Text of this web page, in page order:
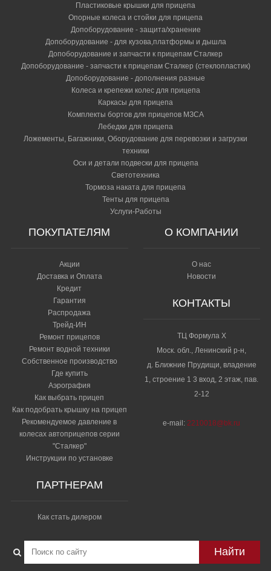
Пластиковые крышки для прицепа
Опорные колеса и стойки для прицепа
Допоборудование - защита/хранение
Допоборудование - для кузова,платформы и дышла
Допоборудование и запчасти к прицепам Сталкер
Допоборудование - запчасти к прицепам Сталкер (стеклопластик)
Допоборудование - дополнения разные
Колеса и крепежи колес для прицепа
Каркасы для прицепа
Комплекты бортов для прицепов МЗСА
Лебедки для прицепа
Ложементы, Багажники, Оборудование для перевозки и загрузки
техники
Оси и детали подвески для прицепа
Светотехника
Тормоза наката для прицепа
Тенты для прицепа
Услуги-Работы
ПОКУПАТЕЛЯМ
Акции
Доставка и Оплата
Кредит
Гарантия
Распродажа
Трейд-ИН
Ремонт прицепов
Ремонт водной техники
Собственное производство
Где купить
Аэрография
Как выбрать прицеп
Как подобрать крышку на прицеп
Рекомендуемое давление в
колесах автоприцепов серии
"Сталкер"​
Инструкции по установке
ПАРТНЕРАМ
Как стать дилером
О КОМПАНИИ
О нас
Новости
КОНТАКТЫ
ТЦ Формула Х
Моск. обл., Ленинский р-н,
д. Ближние Прудищи, владение
1, строение 1 3 вход, 2 этаж, пав.
2-12
e-mail: 2210018@bk.ru
Найти